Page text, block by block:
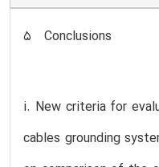
5 Conclusions
i. New criteria for
cables grounding